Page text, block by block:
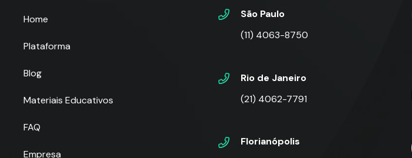
Home
Plataforma
Blog
Materiais Educativos
FAQ
Empresa
São Paulo
(11) 4063-8750
Rio de Janeiro
(21) 4062-7791
Florianópolis